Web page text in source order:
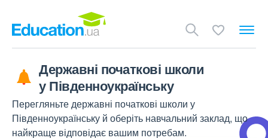
Державні початкові школи
у Південноукраїнську
Перегляньте державні початкові школи у
Південноукраїнську й оберіть навчальний заклад, що
найкраще відповідає вашим потребам.